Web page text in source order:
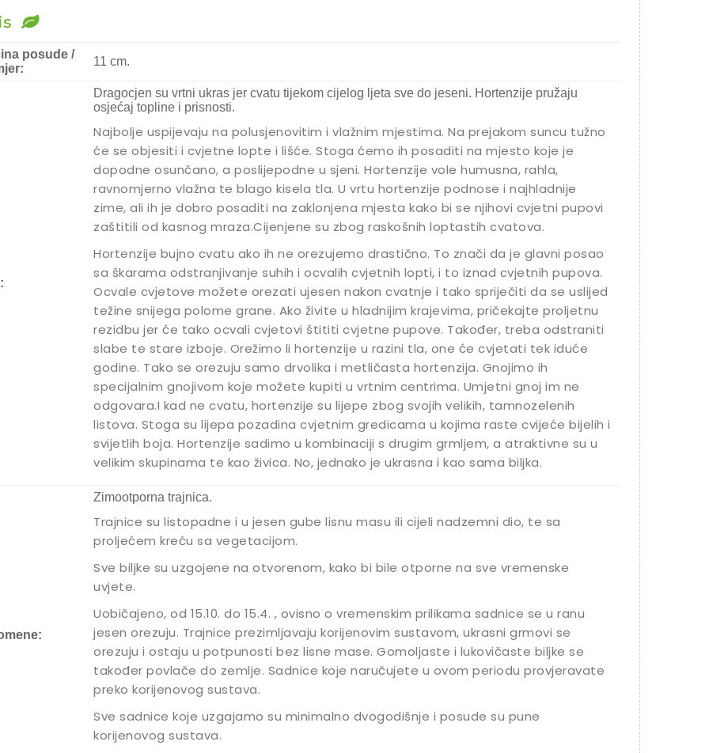
posude /
11 cm.
Dragocjen su vrtni ukras jer cvatu tijekom cijelog ljeta sve do jeseni. Hortenzije pružaju
osjećaj topline i prisnosti.
Najbolje uspijevaju na polusjenovitim i vlažnim mjestima. Na prejakom suncu tužno
će se objesiti i cvjetne lopte i lišće. Stoga ćemo ih posaditi na mjesto koje je
dopodne osunčano, a poslijepodne u sjeni. Hortenzije vole humusna, rahla,
ravnomjerno vlažna te blago kisela tla. U vrtu hortenzije podnose i najhladnije
zime, ali ih je dobro posaditi na zaklonjena mjesta kako bi se njihovi cvjetni pupovi
zaštitili od kasnog mraza.Cijenjene su zbog raskošnih loptastih cvatova.
Hortenzije bujno cvatu ako ih ne orezujemo drastično. To znači da je glavni posao
sa škarama odstranjivanje suhih i ocvalih cvjetnih lopti, i to iznad cvjetnih pupova.
Ocvale cvjetove možete orezati ujesen nakon cvatnje i tako spriječiti da se uslijed
težine snijega polome grane. Ako živite u hladnijim krajevima, pričekajte proljetnu
rezidbu jer će tako ocvali cvjetovi štititi cvjetne pupove. Također, treba odstraniti
slabe te stare izboje. Orežimo li hortenzije u razini tla, one će cvjetati tek iduće
godine. Tako se orezuju samo drvolika i metličasta hortenzija. Gnojimo ih
specijalnim gnojivom koje možete kupiti u vrtnim centrima. Umjetni gnoj im ne
odgovara.I kad ne cvatu, hortenzije su lijepe zbog svojih velikih, tamnozelenih
listova. Stoga su lijepa pozadina cvjetnim gredicama u kojima raste cvijeće bijelih i
svijetlih boja. Hortenzije sadimo u kombinaciji s drugim grmljem, a atraktivne su u
velikim skupinama te kao živica. No, jednako je ukrasna i kao sama biljka.
Zimootporna trajnica.
Trajnice su listopadne i u jesen gube lisnu masu ili cijeli nadzemni dio, te sa
proljećem kreću sa vegetacijom.
Sve biljke su uzgojene na otvorenom, kako bi bile otporne na sve vremenske
uvjete.
Uobičajeno, od 15.10. do 15.4. , ovisno o vremenskim prilikama sadnice se u ranu
jesen orezuju. Trajnice prezimljavaju korijenovim sustavom, ukrasni grmovi se
orezuju i ostaju u potpunosti bez lisne mase. Gomoljaste i lukovičaste biljke se
također povlače do zemlje. Sadnice koje naručujete u ovom periodu provjeravate
preko korijenovog sustava.
Sve sadnice koje uzgajamo su minimalno dvogodišnje i posude su pune
korijenovog sustava.